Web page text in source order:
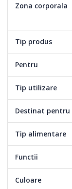
0,5-28 mm
Prin rotirea
dorita. Puteti regla
mm in trepte de
Zona corporala
Tip produs
Pentru
Tip utilizare
Destinat pentru
Tip alimentare
Functii
Culoare